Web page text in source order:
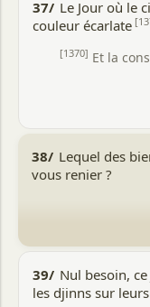
37/ Le Jour où le
couleur écarlate
[1370] Et la
38/ Lequel des
vous renier ?
39/ Nul besoin,
les djinns sur